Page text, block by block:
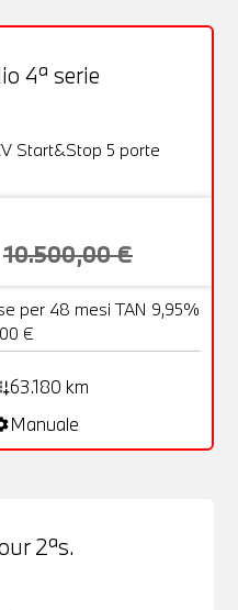
4ª serie
Start&Stop 5 porte
10.500,00 €
per 48 mesi TAN 9,95%
€
63.180 km
Manuale
2ªs.